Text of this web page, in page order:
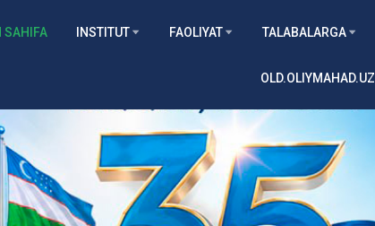
SAHIFA INSTITUT FAOLIYAT TALABALARGA
OLD.OLIYMAHAD.UZ